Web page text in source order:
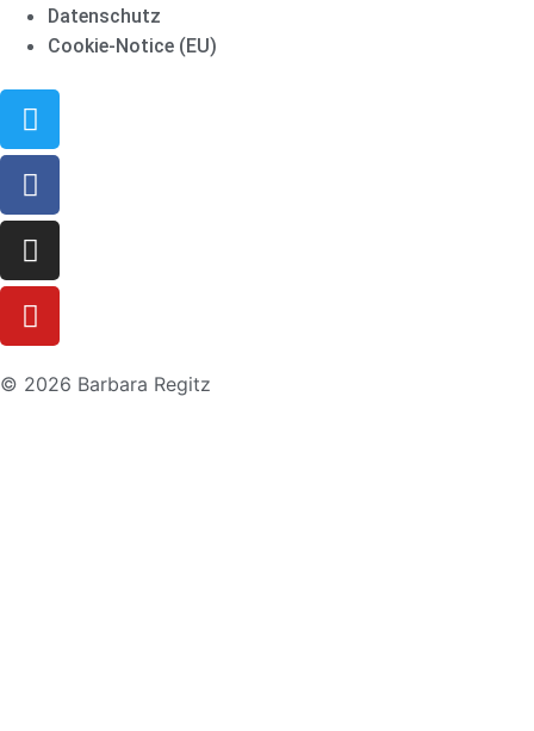
Datenschutz
Cookie-Notice (EU)
© 2026 Barbara Regitz